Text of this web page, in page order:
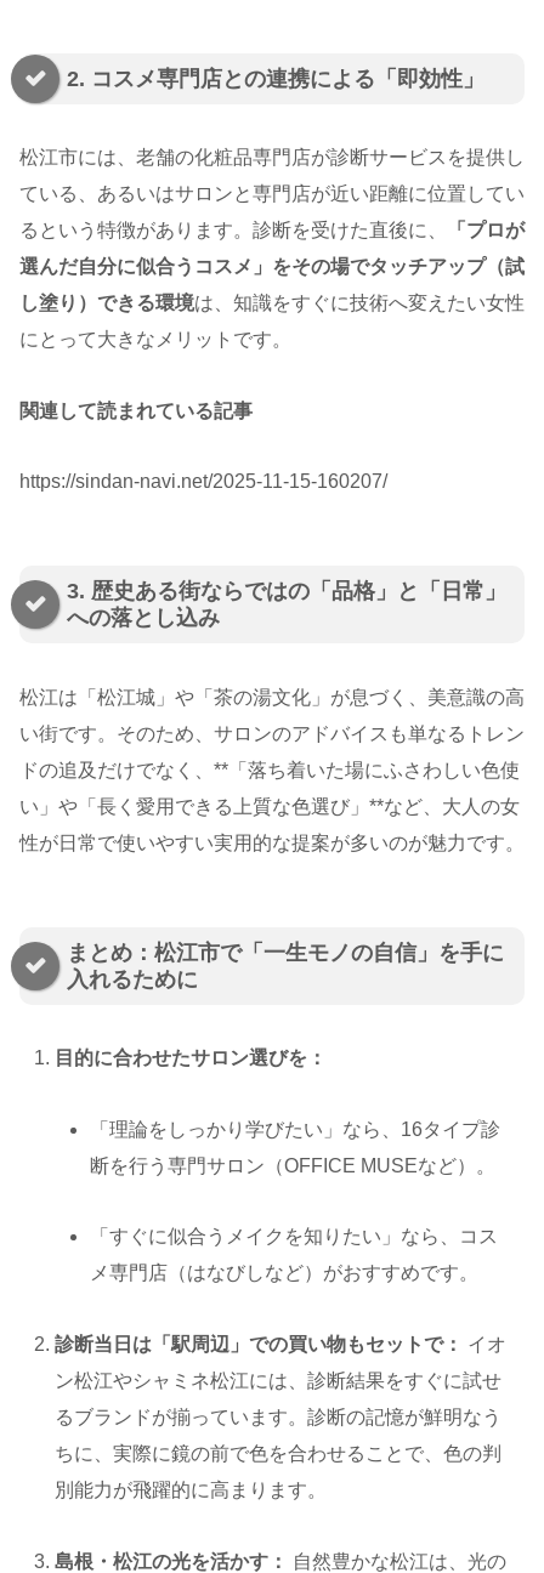
2. コスメ専門店との連携による「即効性」
松江市には、老舗の化粧品専門店が診断サービスを提供し
ている、あるいはサロンと専門店が近い距離に位置してい
るという特徴があります。診断を受けた直後に、
「プロが
選んだ自分に似合うコスメ」をその場でタッチアップ（試
し塗り）できる環境は、知識をすぐに技術へ変えたい女性
にとって大きなメリットです。
関連して読まれている記事
https://sindan-navi.net/2025-11-15-160207/
3. 歴史ある街ならではの「品格」と「日常」
への落とし込み
松江は「松江城」や「茶の湯文化」が息づく、美意識の高
い街です。そのため、サロンのアドバイスも単なるトレン
ドの追及だけでなく、**「落ち着いた場にふさわしい色使
い」や「長く愛用できる上質な色選び」**など、大人の女
性が日常で使いやすい実用的な提案が多いのが魅力です。
まとめ：松江市で「一生モノの自信」を手に
入れるために
目的に合わせたサロン選びを：
「理論をしっかり学びたい」なら、16タイプ診
断を行う専門サロン（OFFICE MUSEなど）。
「すぐに似合うメイクを知りたい」なら、コス
メ専門店（はなびしなど）がおすすめです。
診断当日は「駅周辺」での買い物もセットで：
イオ
ン松江やシャミネ松江には、診断結果をすぐに試せ
るブランドが揃っています。診断の記憶が鮮明なう
ちに、実際に鏡の前で色を合わせることで、色の判
別能力が飛躍的に高まります。
島根・松江の光を活かす：
自然豊かな松江は、光の